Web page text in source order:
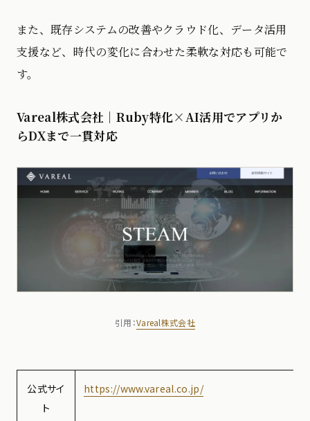
また、既存システムの改善やクラウド化、データ活用
支援など、時代の変化に合わせた柔軟な対応も可能で
す。
Vareal株式会社｜Ruby特化×AI活用でアプリか
らDXまで一貫対応
引用：Vareal株式会社
公式サイ
ト
https://www.vareal.co.jp/